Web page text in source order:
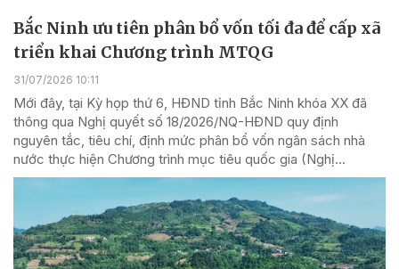
Bắc Ninh ưu tiên phân bổ vốn tối đa để cấp xã
triển khai Chương trình MTQG
31/07/2026 10:11
Mới đây, tại Kỳ họp thứ 6, HĐND tỉnh Bắc Ninh khóa XX đã
thông qua Nghị quyết số 18/2026/NQ-HĐND quy định
nguyên tắc, tiêu chí, định mức phân bổ vốn ngân sách nhà
nước thực hiện Chương trình mục tiêu quốc gia (Nghị...